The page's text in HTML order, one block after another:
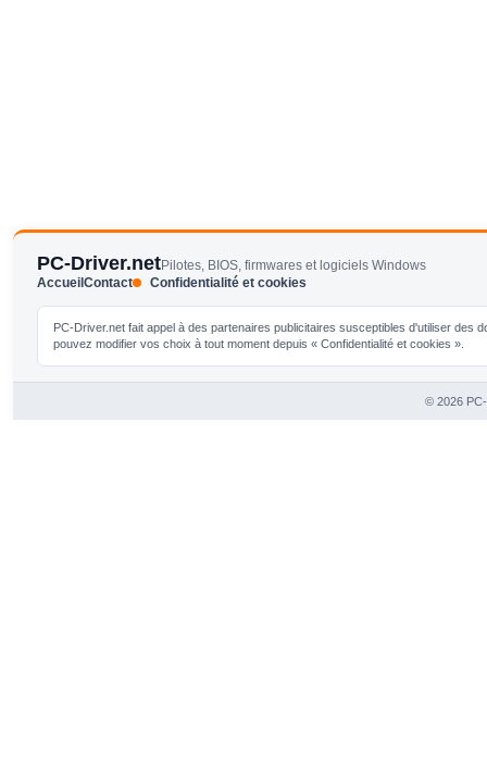
PC-Driver.netPilotes, BIOS, firmwares et logiciels Windows
AccueilContact Confidentialité et cookies
PC-Driver.net fait appel à des partenaires publicitaires susceptibles d'utiliser
pouvez modifier vos choix à tout moment depuis « Confidentialité et cookies ».
© 2026